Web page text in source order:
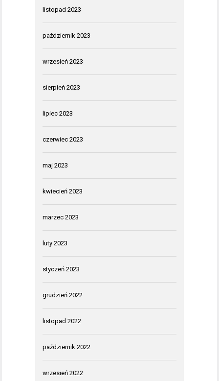
listopad 2023
październik 2023
wrzesień 2023
sierpień 2023
lipiec 2023
czerwiec 2023
maj 2023
kwiecień 2023
marzec 2023
luty 2023
styczeń 2023
grudzień 2022
listopad 2022
październik 2022
wrzesień 2022